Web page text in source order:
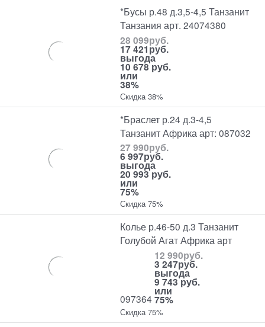
*Бусы р.48 д.3,5-4,5 Танзанит
Танзания арт. 24074380
28 099руб.
17 421руб.
выгода
10 678 руб.
или
38%
Скидка 38%
*Браслет р.24 д.3-4,5
Танзанит Африка арт: 087032
27 990руб.
6 997руб.
выгода
20 993 руб.
или
75%
Скидка 75%
Колье р.46-50 д.3 Танзанит
Голубой Агат Африка арт
097364
12 990руб.
3 247руб.
выгода
9 743 руб.
или
75%
Скидка 75%